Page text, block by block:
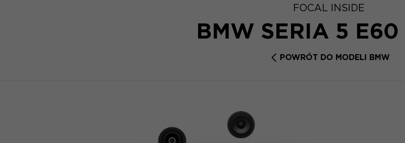
FOCAL INSIDE
BMW SERIA 5 E60
POWRÓT DO MODELI BMW